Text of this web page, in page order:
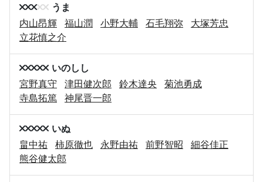
うま
内山昂輝
福山潤 小野大輔 石毛翔弥
大塚芳忠
立花慎之介
いのしし
宮野真守
津田健次郎 鈴木達央
菊池勇成
寺島拓篤
神尾晋一郎
いぬ
畠中祐
柿原徹也 永野由祐 前野智昭
細谷佳正
熊谷健太郎